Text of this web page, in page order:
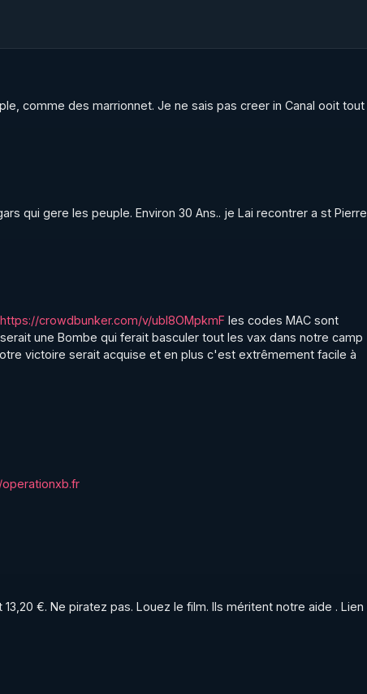
comme des marrionnet. Je ne sais pas creer in Canal ooit tout
qui gere les peuple. Environ 30 Ans.. je Lai recontrer a st Pierre
https://crowdbunker.com/v/ubl8OMpkmF les codes MAC sont
une Bombe qui ferait basculer tout les vax dans notre camp
victoire serait acquise et en plus c'est extrêmement facile à